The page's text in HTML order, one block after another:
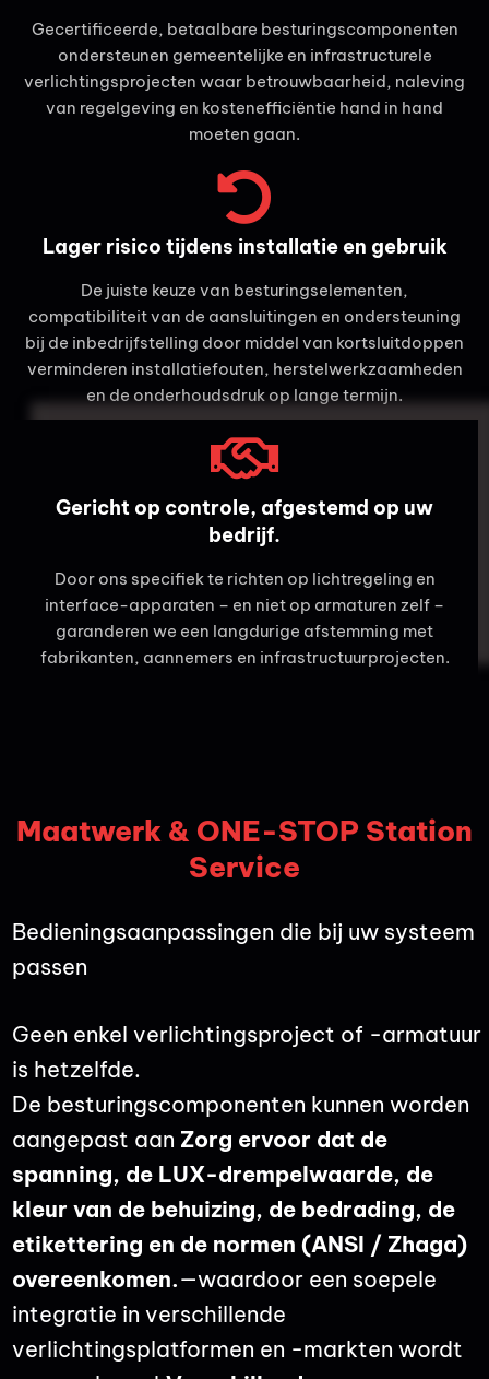
Gecertificeerde, betaalbare besturingscomponenten
ondersteunen gemeentelijke en infrastructurele
verlichtingsprojecten waar betrouwbaarheid, naleving
van regelgeving en kostenefficiëntie hand in hand
moeten gaan.
Lager risico tijdens installatie en gebruik
De juiste keuze van besturingselementen,
compatibiliteit van de aansluitingen en ondersteuning
bij de inbedrijfstelling door middel van kortsluitdoppen
verminderen installatiefouten, herstelwerkzaamheden
en de onderhoudsdruk op lange termijn.
Gericht op controle, afgestemd op uw
bedrijf.
Door ons specifiek te richten op lichtregeling en
interface-apparaten – en niet op armaturen zelf –
garanderen we een langdurige afstemming met
fabrikanten, aannemers en infrastructuurprojecten.
Maatwerk & ONE-STOP Station
Service
Bedieningsaanpassingen die bij uw systeem
passen
Geen enkel verlichtingsproject of -armatuur
is hetzelfde.
De besturingscomponenten kunnen worden
aangepast aan Zorg ervoor dat de
spanning, de LUX-drempelwaarde, de
kleur van de behuizing, de bedrading, de
etikettering en de normen (ANSI / Zhaga)
overeenkomen.—waardoor een soepele
integratie in verschillende
verlichtingsplatformen en -markten wordt